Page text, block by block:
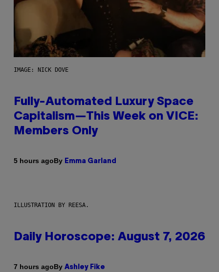
IMAGE: NICK DOVE
Fully-Automated Luxury Space
Capitalism—This Week on VICE:
Members Only
5 hours agoBy Emma Garland
ILLUSTRATION BY REESA.
Daily Horoscope: August 7, 2026
7 hours agoBy Ashley Fike